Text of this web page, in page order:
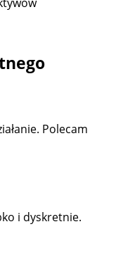
Polecam
i dyskretnie.